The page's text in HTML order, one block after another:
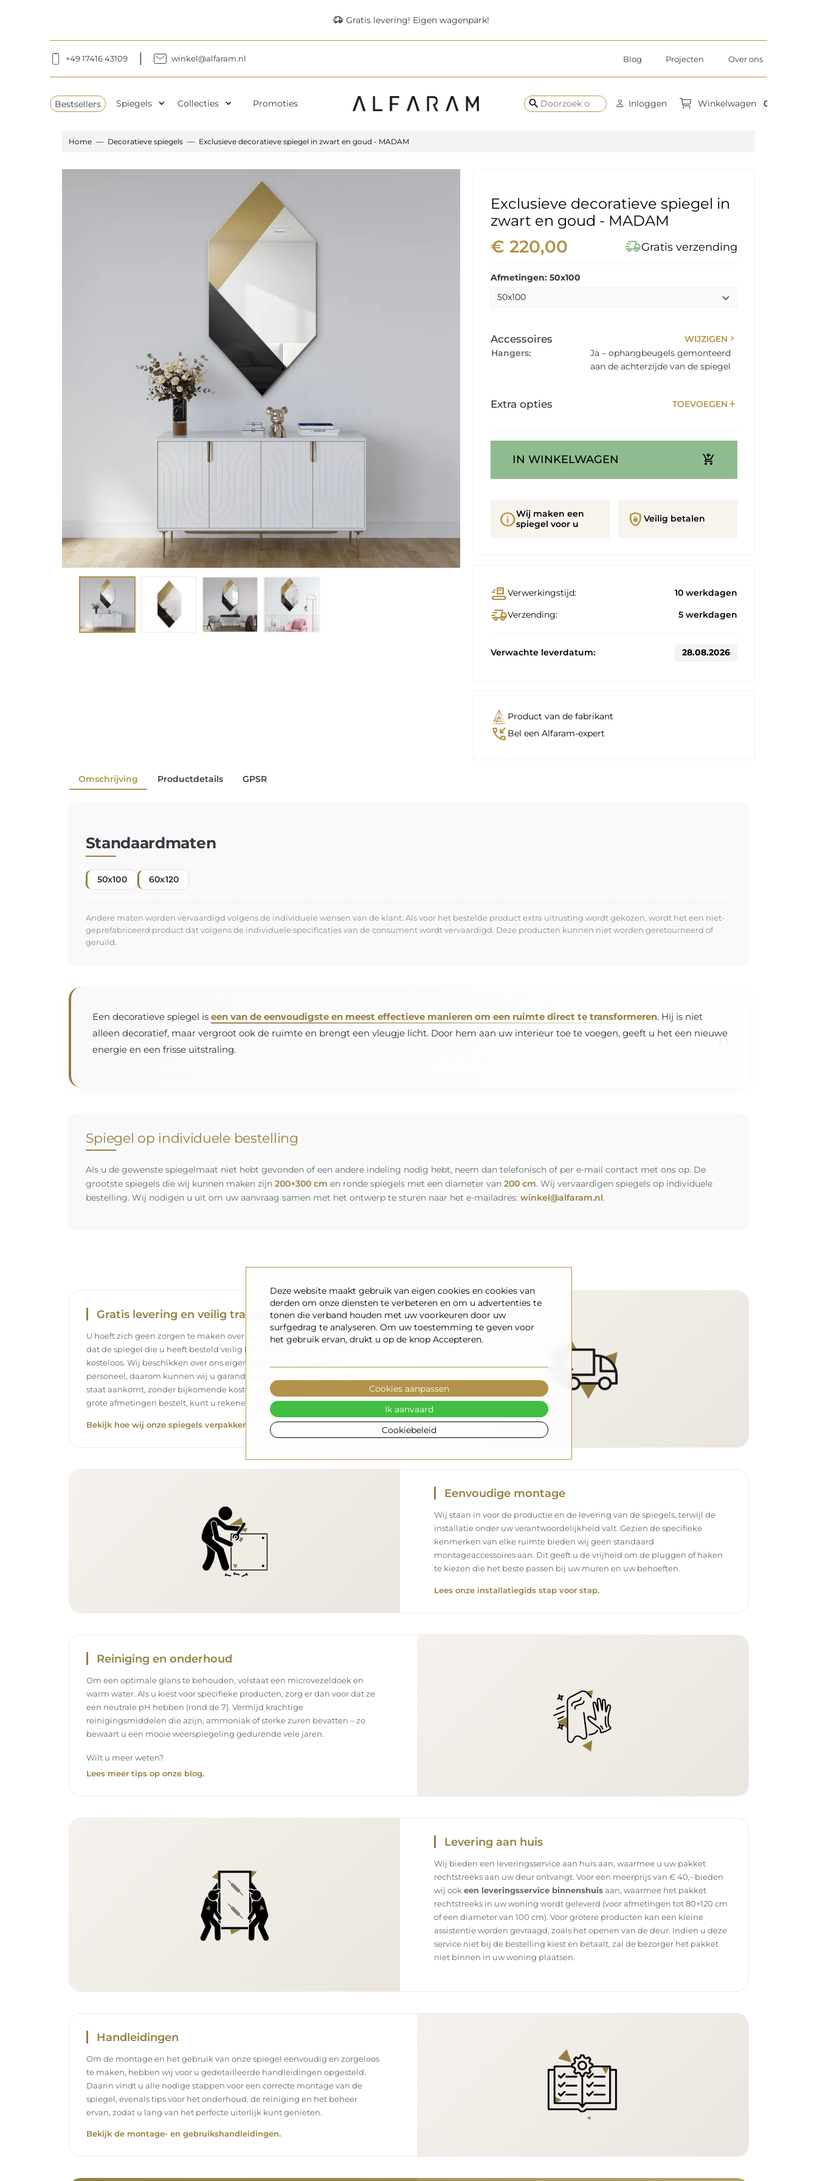
delivery_truck_speed Gratis levering! Eigen wagenpark!
+49 17416 43109 winkel@alfaram.nl Blog Projecten Over ons
Bestsellers Spiegels expand_more Collecties expand_more Promoties search Inloggen Winkelwagen 0
Home Decoratieve spiegels Exclusieve decoratieve spiegel in zwart en goud - MADAM
Exclusieve decoratieve spiegel in
zwart en goud - MADAM
€ 220,00 delivery_truck_speedGratis verzending
Afmetingen: 50x100
Accessoires WIJZIGEN chevron_right
Hangers:
Ja – ophangbeugels gemonteerd
aan de achterzijde van de spiegel
Extra opties TOEVOEGEN add
IN WINKELWAGEN add_shopping_cart
infoWij maken een
spiegel voor u
shield_lock Veilig betalen
conveyor_beltVerwerkingstijd: 10 werkdagen
delivery_truck_speedVerzending: 5 werkdagen
Verwachte leverdatum: 28.08.2026
Product van de fabrikant
phone_callback Bel een Alfaram-expert
Omschrijving Productdetails GPSR
Standaardmaten
50x100 60x120
Andere maten worden vervaardigd volgens de individuele wensen van de klant. Als voor het bestelde product extra uitrusting wordt gekozen, wordt het een niet-
geprefabriceerd product dat volgens de individuele specificaties van de consument wordt vervaardigd. Deze producten kunnen niet worden geretourneerd of
geruild.
Een decoratieve spiegel is een van de eenvoudigste en meest effectieve manieren om een ruimte direct te transformeren. Hij is niet
alleen decoratief, maar vergroot ook de ruimte en brengt een vleugje licht. Door hem aan uw interieur toe te voegen, geeft u het een nieuwe
energie en een frisse uitstraling.
Spiegel op individuele bestelling
Als u de gewenste spiegelmaat niet hebt gevonden of een andere indeling nodig hebt, neem dan telefonisch of per e-mail contact met ons op. De
grootste spiegels die wij kunnen maken zijn 200×300 cm en ronde spiegels met een diameter van 200 cm. Wij vervaardigen spiegels op individuele
bestelling. Wij nodigen u uit om uw aanvraag samen met het ontwerp te sturen naar het e-mailadres: winkel@alfaram.nl.
Gratis levering en veilig transport
U hoeft zich geen zorgen te maken over het transport – wij zorgen ervoor
dat de spiegel die u heeft besteld veilig bij u aankomt, en dat volledig
kosteloos. Wij beschikken over ons eigen wagenpark en opgeleid
personeel, daarom kunnen wij u garanderen dat de spiegel in perfecte
staat aankomt, zonder bijkomende kosten. Zelfs als u een spiegel met
grote afmetingen bestelt, kunt u rekenen op een snelle levering.
Bekijk hoe wij onze spiegels verpakken.
Eenvoudige montage
Wij staan in voor de productie en de levering van de spiegels, terwijl de
installatie onder uw verantwoordelijkheid valt. Gezien de specifieke
kenmerken van elke ruimte bieden wij geen standaard
montageaccessoires aan. Dit geeft u de vrijheid om de pluggen of haken
te kiezen die het beste passen bij uw muren en uw behoeften.
Lees onze installatiegids stap voor stap.
Reiniging en onderhoud
Om een optimale glans te behouden, volstaat een microvezeldoek en
warm water. Als u kiest voor specifieke producten, zorg er dan voor dat ze
een neutrale pH hebben (rond de 7). Vermijd krachtige
reinigingsmiddelen die azijn, ammoniak of sterke zuren bevatten – zo
bewaart u een mooie weerspiegeling gedurende vele jaren.
Wilt u meer weten?
Lees meer tips op onze blog.
Levering aan huis
Wij bieden een leveringsservice aan huis aan, waarmee u uw pakket
rechtstreeks aan uw deur ontvangt. Voor een meerprijs van € 40,- bieden
wij ook een leveringsservice binnenshuisaan, waarmee het pakket
rechtstreeks in uw woning wordt geleverd (voor afmetingen tot 80×120 cm
of een diameter van 100 cm). Voor grotere producten kan een kleine
assistentie worden gevraagd, zoals het openen van de deur. Indien u deze
service niet bij de bestelling kiest en betaalt, zal de bezorger het pakket
niet binnen in uw woning plaatsen.
Handleidingen
Om de montage en het gebruik van onze spiegel eenvoudig en zorgeloos
te maken, hebben wij voor u gedetailleerde handleidingen opgesteld.
Daarin vindt u alle nodige stappen voor een correcte montage van de
spiegel, evenals tips voor het onderhoud, de reiniging en het beheer
ervan, zodat u lang van het perfecte uiterlijk kunt genieten.
Bekijk de montage- en gebruikshandleidingen.
Deze website maakt gebruik van eigen cookies en cookies van
derden om onze diensten te verbeteren en om u advertenties te
tonen die verband houden met uw voorkeuren door uw
surfgedrag te analyseren. Om uw toestemming te geven voor
het gebruik ervan, drukt u op de knop Accepteren.
Cookiebeleid
Cookies aanpassen
Ik aanvaard